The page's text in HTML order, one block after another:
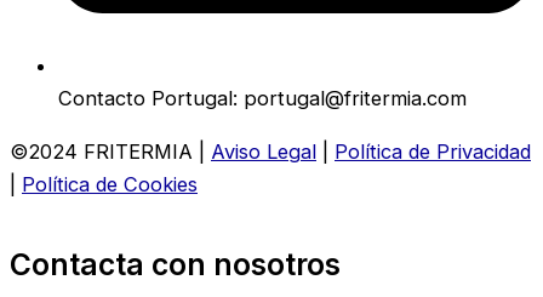
Contacto Portugal: portugal@fritermia.com
©2024 FRITERMIA | Aviso Legal
Política de Privacidad
Política de Cookies
Contacta con nosotros